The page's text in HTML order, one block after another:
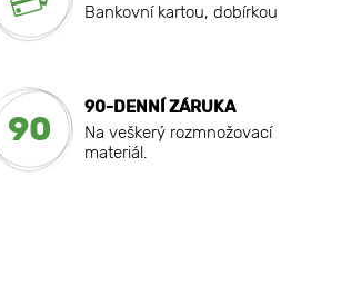
Bankovní kartou, dobírkou
90
90-DENNÍ ZÁRUKA
Na veškerý rozmnožovací
materiál.